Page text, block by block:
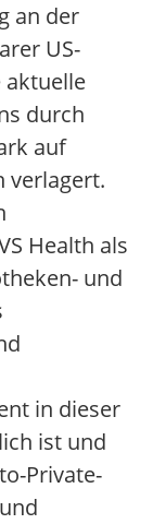
an der
US-
aktuelle
durch
auf
verlagert.
Health als
und
in dieser
ist und
Private-